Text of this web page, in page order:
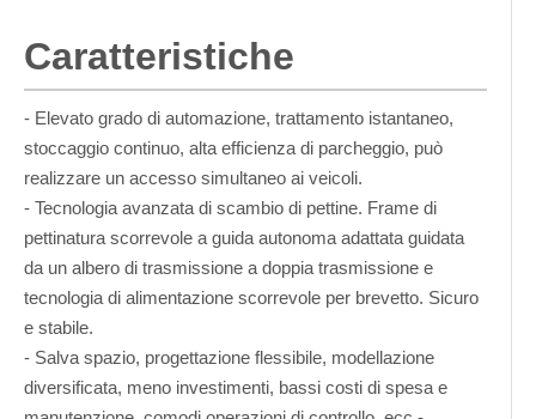
Caratteristiche
- Elevato grado di automazione, trattamento istantaneo,
stoccaggio continuo, alta efficienza di parcheggio, può
realizzare un accesso simultaneo ai veicoli.
- Tecnologia avanzata di scambio di pettine. Frame di
pettinatura scorrevole a guida autonoma adattata guidata
da un albero di trasmissione a doppia trasmissione e
tecnologia di alimentazione scorrevole per brevetto. Sicuro
e stabile.
- Salva spazio, progettazione flessibile, modellazione
diversificata, meno investimenti, bassi costi di spesa e